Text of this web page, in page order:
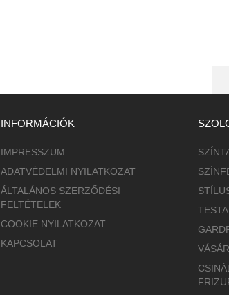
INFORMÁCIÓK
IMPRESSZUM
ADATVÉDELMI NYILATKOZAT
ÁLTALÁNOS SZERZŐDÉSI
FELTÉTELEK
COOKIE NYILATKOZAT
KAPCSOLAT